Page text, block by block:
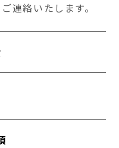
連絡いたします。